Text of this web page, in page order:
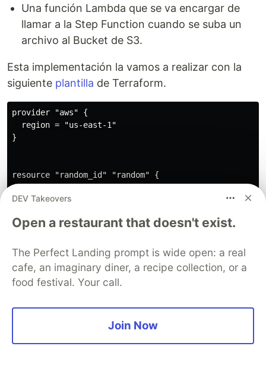
Una función Lambda que se va encargar de
llamar a la Step Function cuando se suba un
archivo al Bucket de S3.
Esta implementación la vamos a realizar con la
siguiente plantilla de Terraform.
provider "aws" {
  region = "us-east-1"
}
resource "random_id" "random" {
  byte_length = 2
}
variable "job_name"{
    default= "PreciosJob"
variable "bucket_name" {
    default = "datosgluedatabrew"
DEV Takeovers
Open a restaurant that doesn't exist.
The Perfect Landing prompt is wide open: a real
cafe, an imaginary diner, a recipe collection, or a
food festival. Your call.
Join Now